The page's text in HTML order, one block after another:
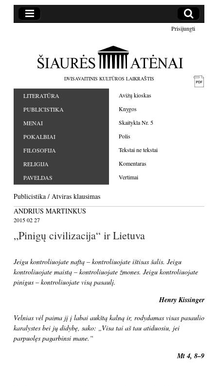
Prisijungti
DVISAVAITINIS KULTŪROS LAIKRAŠTIS
LITERATŪRA
PUBLICISTIKA
MENAI
POKALBIAI
FILOSOFIJA
RELIGIJA
PAVELDAS
Avižų kioskas
Knygos
Skaitykla Nr. 5
Polis
Tekstai ne tekstai
Komentaras
Vertimai
Publicistika / Atviras klausimas
ANDRIUS MARTINKUS
2015 02 27
„Pinigų civilizacija“ ir Lietuva
Jeigu kontroliuojate naftą – kontroliuojate ištisas šalis. Jeigu
kontroliuojate maistą – kontroliuojate žmones. Jeigu kontroliuojate
pinigus – kontroliuojate visą pasaulį.
Henry Kissinger
Velnias vėl paima jį į labai aukštą kalną ir, rodydamas visas pasaulio
karalystes bei jų didybę, sako: „Visa tai aš tau atiduosiu, jei
parpuolęs pagarbinsi mane.“
Mt 4, 8–9